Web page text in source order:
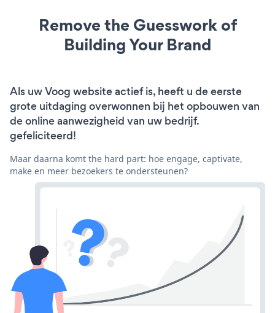
Remove the Guesswork of
Building Your Brand
Als uw Voog website actief is, heeft u de eerste
grote uitdaging overwonnen bij het opbouwen van
de online aanwezigheid van uw bedrijf.
gefeliciteerd!
Maar daarna komt the hard part: hoe engage, captivate,
make en meer bezoekers te ondersteunen?